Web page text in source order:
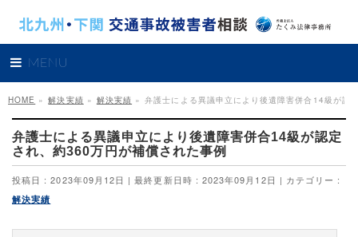
MENU
HOME » 解決実績 » 解決実績 » 弁護士による異議申立により後遺障害併合14級が認
弁護士による異議申立により後遺障害併合14級が認定
され、約360万円が補償された事例
投稿日 : 2023年09月12日 最終更新日時 : 2023年09月12日 カテゴリー :
解決実績